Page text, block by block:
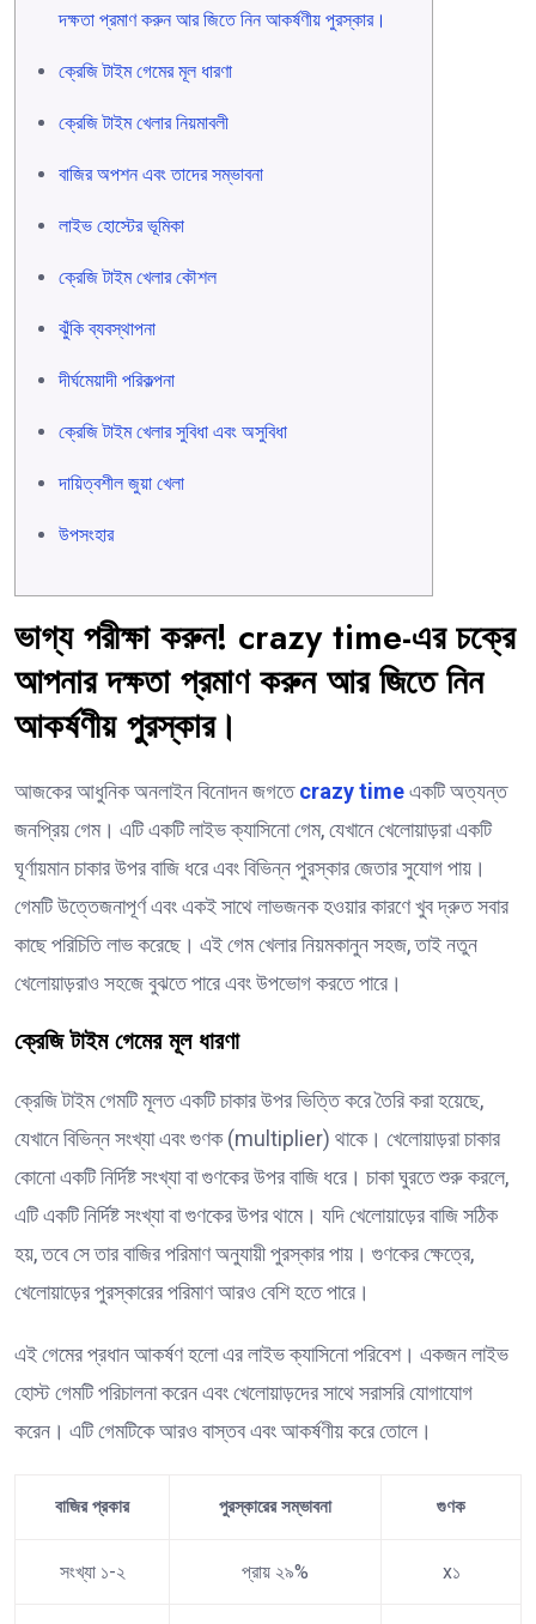
দক্ষতা প্রমাণ করুন আর জিতে নিন আকর্ষণীয় পুরস্কার।
ক্রেজি টাইম গেমের মূল ধারণা
ক্রেজি টাইম খেলার নিয়মাবলী
বাজির অপশন এবং তাদের সম্ভাবনা
লাইভ হোস্টের ভূমিকা
ক্রেজি টাইম খেলার কৌশল
ঝুঁকি ব্যবস্থাপনা
দীর্ঘমেয়াদী পরিকল্পনা
ক্রেজি টাইম খেলার সুবিধা এবং অসুবিধা
দায়িত্বশীল জুয়া খেলা
উপসংহার
ভাগ্য পরীক্ষা করুন! crazy time-এর চক্রে
আপনার দক্ষতা প্রমাণ করুন আর জিতে নিন
আকর্ষণীয় পুরস্কার।
আজকের আধুনিক অনলাইন বিনোদন জগতেcrazy timeএকটি অত্যন্ত
জনপ্রিয় গেম। এটি একটি লাইভ ক্যাসিনো গেম, যেখানে খেলোয়াড়রা একটি
ঘূর্ণায়মান চাকার উপর বাজি ধরে এবং বিভিন্ন পুরস্কার জেতার সুযোগ পায়।
গেমটি উত্তেজনাপূর্ণ এবং একই সাথে লাভজনক হওয়ার কারণে খুব দ্রুত সবার
কাছে পরিচিতি লাভ করেছে। এই গেম খেলার নিয়মকানুন সহজ, তাই নতুন
খেলোয়াড়রাও সহজে বুঝতে পারে এবং উপভোগ করতে পারে।
ক্রেজি টাইম গেমের মূল ধারণা
ক্রেজি টাইম গেমটি মূলত একটি চাকার উপর ভিত্তি করে তৈরি করা হয়েছে,
যেখানে বিভিন্ন সংখ্যা এবং গুণক (multiplier) থাকে। খেলোয়াড়রা চাকার
কোনো একটি নির্দিষ্ট সংখ্যা বা গুণকের উপর বাজি ধরে। চাকা ঘুরতে শুরু করলে,
এটি একটি নির্দিষ্ট সংখ্যা বা গুণকের উপর থামে। যদি খেলোয়াড়ের বাজি সঠিক
হয়, তবে সে তার বাজির পরিমাণ অনুযায়ী পুরস্কার পায়। গুণকের ক্ষেত্রে,
খেলোয়াড়ের পুরস্কারের পরিমাণ আরও বেশি হতে পারে।
এই গেমের প্রধান আকর্ষণ হলো এর লাইভ ক্যাসিনো পরিবেশ। একজন লাইভ
হোস্ট গেমটি পরিচালনা করেন এবং খেলোয়াড়দের সাথে সরাসরি যোগাযোগ
করেন। এটি গেমটিকে আরও বাস্তব এবং আকর্ষণীয় করে তোলে।
বাজির প্রকার পুরস্কারের সম্ভাবনা গুণক
সংখ্যা ১-২ প্রায় ২৯% x১